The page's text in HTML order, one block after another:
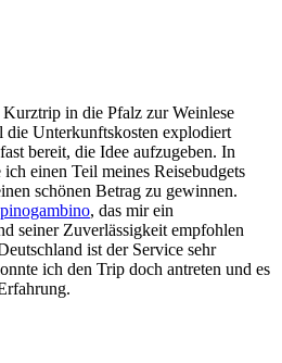
in die Pfalz zur Weinlese
die Unterkunftskosten explodiert
bereit, die Idee aufzugeben. In
einen Teil meines Reisebudgets
schönen Betrag zu gewinnen.
, das mir ein
seiner Zuverlässigkeit empfohlen
ist der Service sehr
ich den Trip doch antreten und es